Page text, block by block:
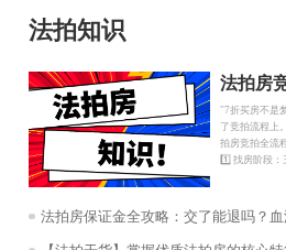
法拍知识
"7折买房不是
了竞拍流程上
拍房竞拍全流
1️⃣ 找房阶段
现状（空置/出
房师更稳妥）
💰 缴纳须知
法拍房保证金全攻略：交了能退吗？血